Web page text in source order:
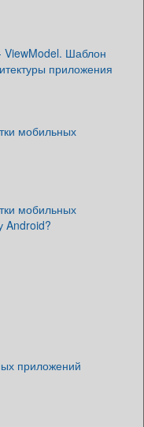
ViewModel. Шаблон
приложения
мобильных
мобильных
Android?
приложений